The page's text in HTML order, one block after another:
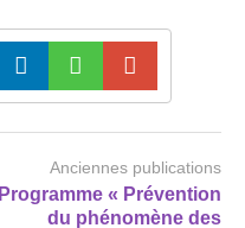
Anciennes publications
Programme « Prévention
du phénomène des